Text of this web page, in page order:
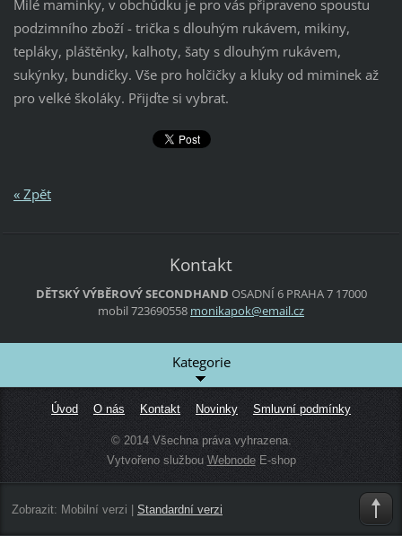
Milé maminky, v obchůdku je pro vás připraveno spoustu
podzimního zboží - trička s dlouhým rukávem, mikiny,
tepláky, pláštěnky, kalhoty, šaty s dlouhým rukávem,
sukýnky, bundičky. Vše pro holčičky a kluky od miminek až
pro velké školáky. Přijďte si vybrat.
« Zpět
Kontakt
DĚTSKÝ VÝBĚROVÝ SECONDHAND OSADNÍ 6PRAHA 717000
mobil 723690558 monikapok@email.cz
Kategorie
Úvod O nás Kontakt Novinky Smluvní podmínky
© 2014 Všechna práva vyhrazena.
Vytvořeno službou WebnodeE-shop
Zobrazit: Mobilní verzi Standardní verzi